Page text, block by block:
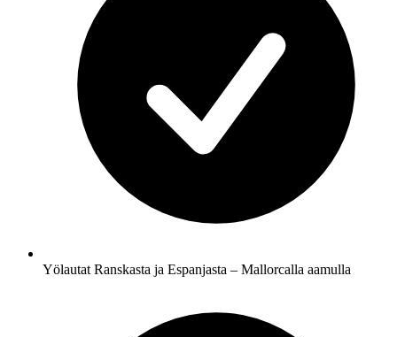
Yölautat Ranskasta ja Espanjasta – Mallorcalla aamulla